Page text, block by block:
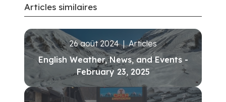
Articles similaires
26 août 2024 | Articles
English Weather, News, and Events -
February 23, 2025